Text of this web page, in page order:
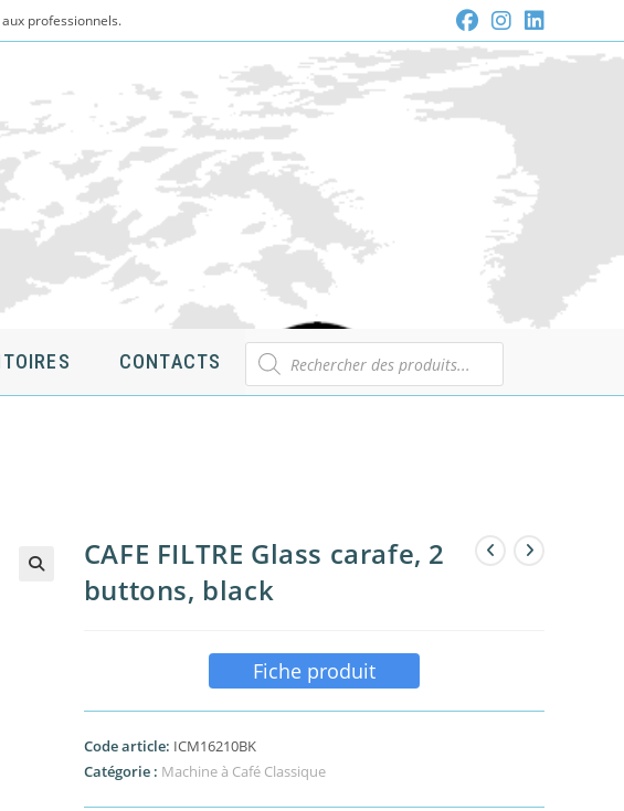
professionnels.
CONTACTS
Recherche
de
produits
CAFE FILTRE Glass carafe, 2
buttons, black
Fiche produit
Code article: ICM16210BK
Catégorie : Machine à Café Classique